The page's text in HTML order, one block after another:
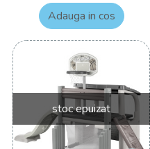
Adauga in cos
stoc epuizat